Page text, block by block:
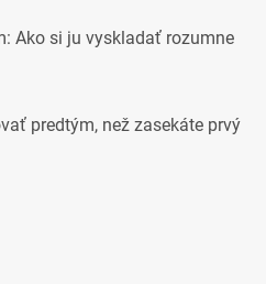
Ako si ju vyskladať rozumne
predtým, než zasekáte prvý